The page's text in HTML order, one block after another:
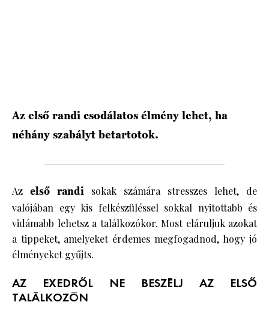
Az első randi csodálatos élmény lehet, ha
néhány szabályt betartotok.
Az első randi sokak számára stresszes lehet, de
valójában egy kis felkészüléssel sokkal nyitottabb és
vidámabb lehetsz a találkozókor. Most eláruljuk azokat
a tippeket, amelyeket érdemes megfogadnod, hogy jó
élményeket gyűjts.
AZ EXEDRŐL NE BESZÉLJ AZ ELSŐ
TALÁLKOZÓN